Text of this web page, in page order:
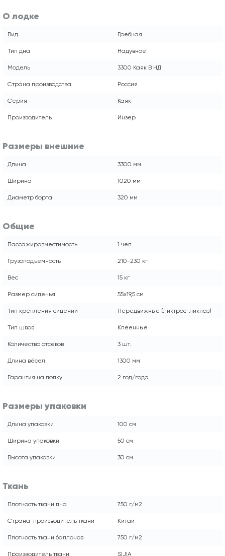
О лодке
Вид Гребная
Тип дна Надувное
Модель 3300 Каяк В НД
Страна производства Россия
Серия Каяк
Производитель Инзер
Размеры внешние
Длина 3300 мм
Ширина 1020 мм
Диаметр борта 320 мм
Общие
Пассажировместимость 1 чел.
Грузоподъемность 210-230 кг
Вес 15 кг
Размер сиденья 55х19,5 см
Тип крепления сидений Передвижные (ликтрос-ликпаз)
Тип швов Клеенные
Количество отсеков 3 шт.
Длина вёсел 1300 мм
Гарантия на лодку 2 год/года
Размеры упаковки
Длина упаковки 100 см
Ширина упаковки 50 см
Высота упаковки 30 см
Ткань
Плотность ткани дна 750 г/м2
Страна-производитель ткани Китай
Плотность ткани баллонов 750 г/м2
Производитель ткани SIJIA